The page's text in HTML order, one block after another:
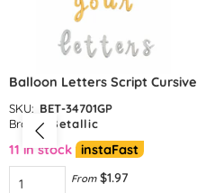
Balloon Letters Script Cursive
SKU: BET-34701GP
Brand:
Betallic
11 in stock instaFast
From $1.97